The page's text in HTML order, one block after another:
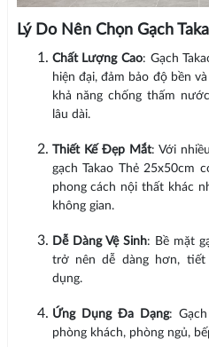
Lý Do Nên Chọn Gạch
Chất Lượng Cao: Gạch
hiện đại, đảm bảo độ bền
khả năng chống thấm
lâu dài.
Thiết Kế Đẹp Mắt: Với
gạch Takao Thẻ 25x50cm
phong cách nội thất khác
không gian.
Dễ Dàng Vệ Sinh: Bề mặt
trở nên dễ dàng hơn,
dụng.
Ứng Dụng Đa Dạng:
phòng khách, phòng ngủ,